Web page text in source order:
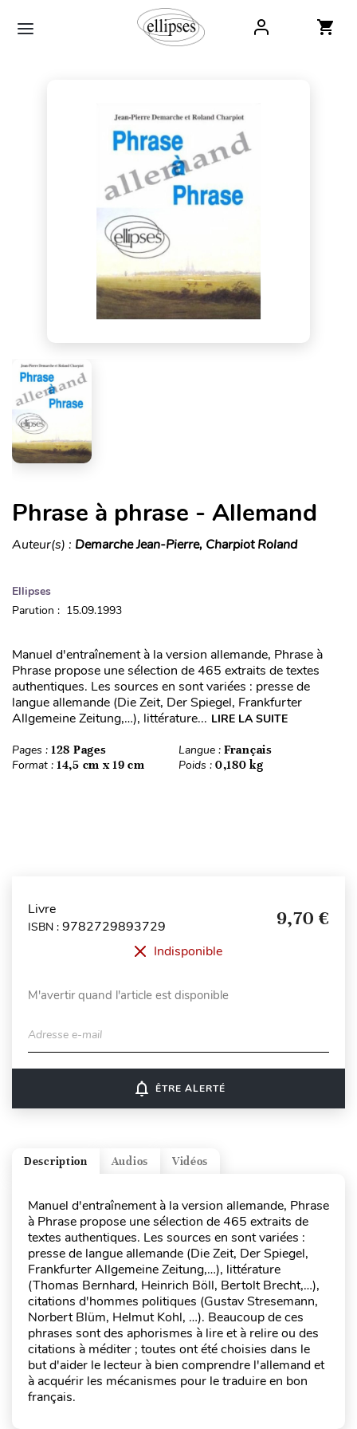
Phrase à phrase - Allemand
Auteur(s) : Demarche Jean-Pierre, Charpiot Roland
Ellipses
Parution : 15.09.1993
Manuel d'entraînement à la version allemande, Phrase à
Phrase propose une sélection de 465 extraits de textes
authentiques. Les sources en sont variées : presse de
langue allemande (Die Zeit, Der Spiegel, Frankfurter
Allgemeine Zeitung,…), littérature... LIRE LA SUITE
Pages : 128 Pages Langue : Français
Format : 14,5 cm x 19 cm Poids : 0,180 kg
Livre
ISBN : 9782729893729 9,70 €
Indisponible
M'avertir quand l'article est disponible
Adresse e-mail
notifications_none ÊTRE ALERTÉ
Vidéos
Audios
Description
Manuel d'entraînement à la version allemande, Phrase
à Phrase propose une sélection de 465 extraits de
textes authentiques. Les sources en sont variées :
presse de langue allemande (Die Zeit, Der Spiegel,
Frankfurter Allgemeine Zeitung,…), littérature
(Thomas Bernhard, Heinrich Böll, Bertolt Brecht,…),
citations d'hommes politiques (Gustav Stresemann,
Norbert Blüm, Helmut Kohl, …). Beaucoup de ces
phrases sont des aphorismes à lire et à relire ou des
citations à méditer ; toutes ont été choisies dans le
but d'aider le lecteur à bien comprendre l'allemand et
à acquérir les mécanismes pour le traduire en bon
français.